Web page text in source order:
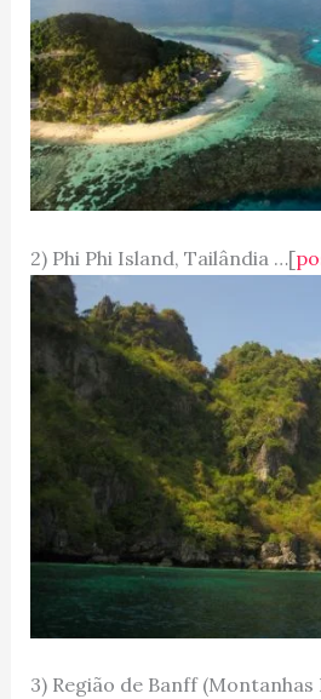
2) Phi Phi Island, Tailândia …[
3) Região de Banff (Montanhas